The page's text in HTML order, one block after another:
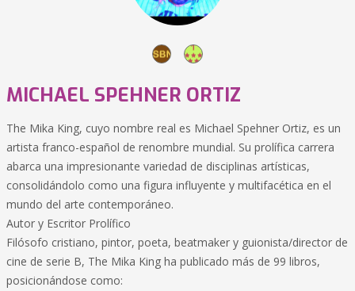
MICHAEL SPEHNER ORTIZ
The Mika King, cuyo nombre real es Michael Spehner Ortiz, es un
artista franco-español de renombre mundial. Su prolífica carrera
abarca una impresionante variedad de disciplinas artísticas,
consolidándolo como una figura influyente y multifacética en el
mundo del arte contemporáneo.
Autor y Escritor Prolífico
Filósofo cristiano, pintor, poeta, beatmaker y guionista/director de
cine de serie B, The Mika King ha publicado más de 99 libros,
posicionándose como: